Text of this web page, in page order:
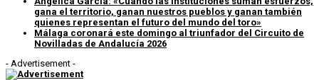
gana el territorio, ganan nuestros pueblos y ganan también
quienes representan el futuro del mundo del toro»
Málaga coronará este domingo al triunfador del Circuito de
Novilladas de Andalucía 2026
- Advertisement -